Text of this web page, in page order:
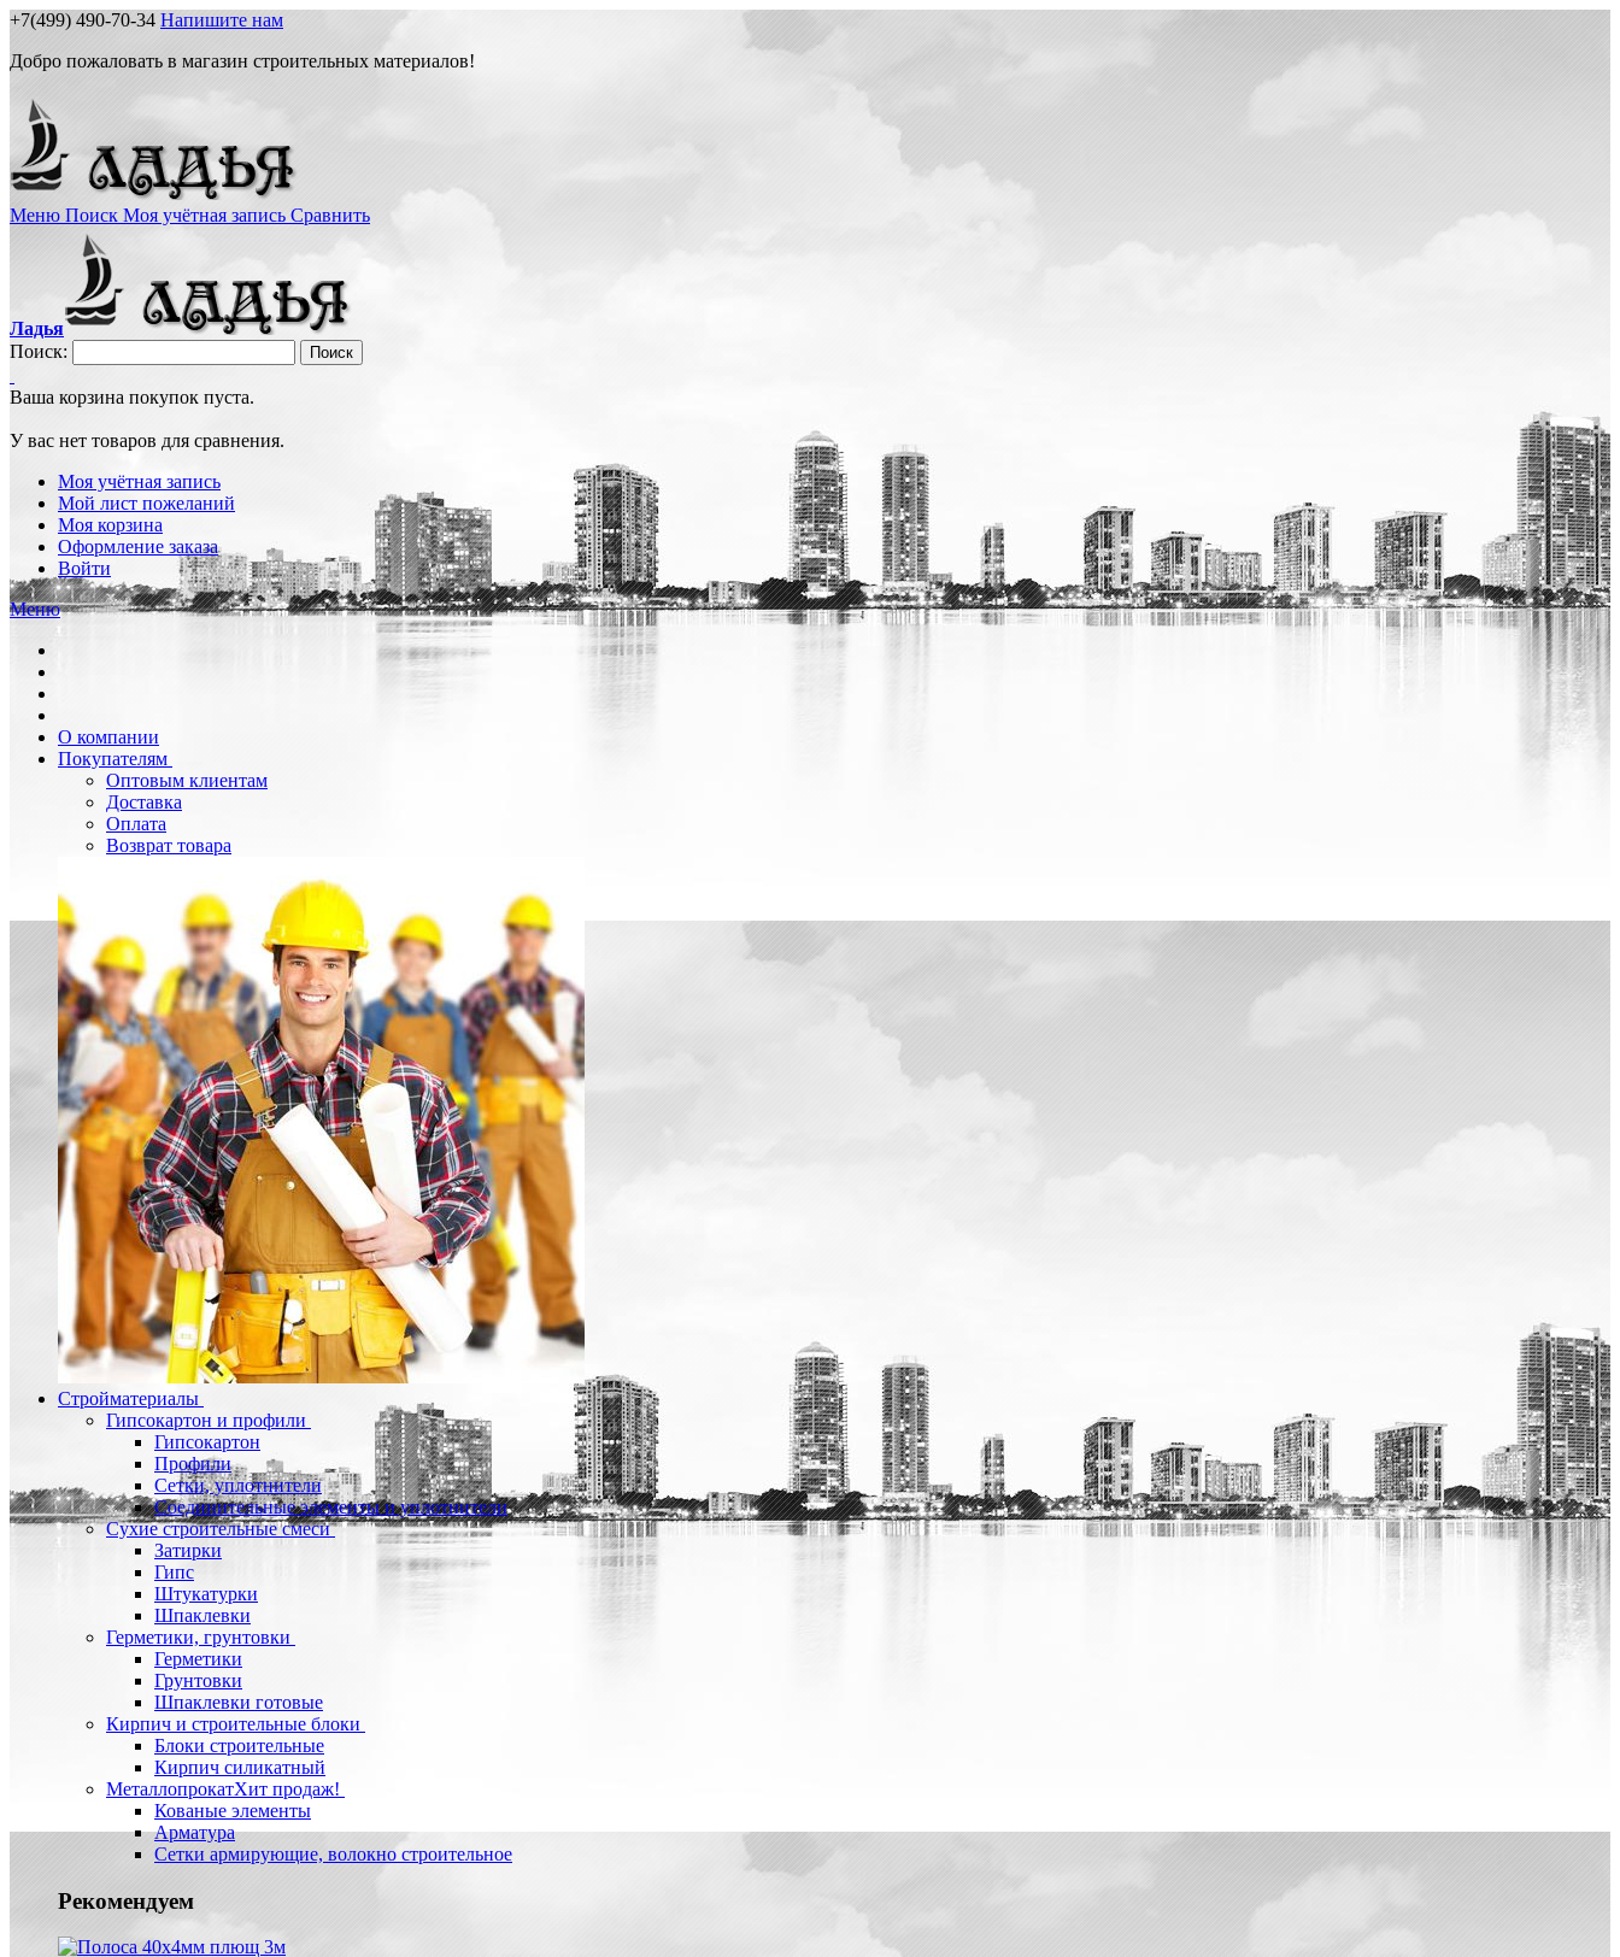
+7(499) 490-70-34 Напишите нам
Добро пожаловать в магазин строительных материалов!
Меню Поиск Моя учётная запись Сравнить
Ладья
Поиск:
Поиск
Ваша корзина покупок пуста.
У вас нет товаров для сравнения.
Моя учётная запись
Мой лист пожеланий
Моя корзина
Оформление заказа
Войти
Меню
О компании
Покупателям
Оптовым клиентам
Доставка
Оплата
Возврат товара
Стройматериалы
Гипсокартон и профили
Гипсокартон
Профили
Сетки, уплотнители
Соединительные элементы и уплотнители
Сухие строительные смеси
Затирки
Гипс
Штукатурки
Шпаклевки
Герметики, грунтовки
Герметики
Грунтовки
Шпаклевки готовые
Кирпич и строительные блоки
Блоки строительные
Кирпич силикатный
МеталлопрокатХит продаж!
Кованые элементы
Арматура
Сетки армирующие, волокно строительное
Рекомендуем